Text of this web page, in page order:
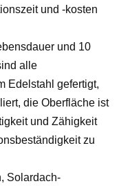
und -kosten
und 10
alle
Edelstahl gefertigt,
die Oberfläche ist
und Zähigkeit
zu
Solardach-